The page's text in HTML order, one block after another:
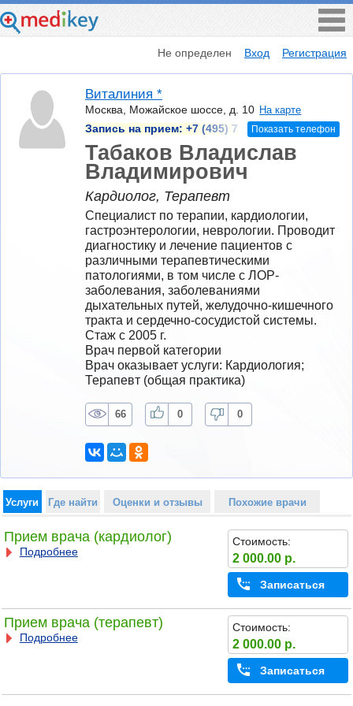
Не определен Вход Регистрация
Виталиния *
Москва, Можайское шоссе, д. 10 На карте
Запись на прием: +7 (495) 7 Показать телефон
Табаков Владислав
Владимирович
Кардиолог, Терапевт
Специалист по терапии, кардиологии,
гастроэнтерологии, неврологии. Проводит
диагностику и лечение пациентов с
различными терапевтическими
патологиями, в том числе с ЛОР-
заболевания, заболеваниями
дыхательных путей, желудочно-кишечного
тракта и сердечно-сосудистой системы.
Стаж с 2005 г.
Врач первой категории
Врач оказывает услуги: Кардиология;
Терапевт (общая практика)
66 0 0
Услуги Где найти Оценки и отзывы Похожие врачи
Прием врача (кардиолог)
Подробнее
Стоимость:
2 000.00 р.
Записаться
Прием врача (терапевт)
Подробнее
Стоимость:
2 000.00 р.
Записаться